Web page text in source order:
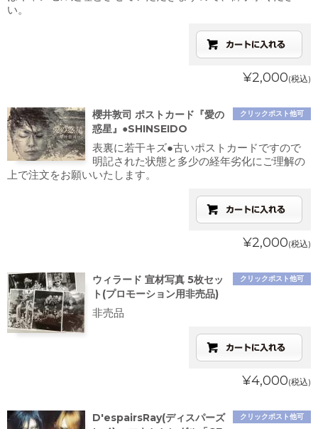
い。
¥2,000(税込)
クリックポスト他可
櫻井敦司 ポストカード『愛の
惑星』●SHINSEIDO
表裏に若干キズ●古いポストカードですので
明記された状態と多少の経年劣化にご理解の
上で注文をお願いいたします。
¥2,000(税込)
クリックポスト他可
ウィラード 宣材写真 5枚セッ
ト(プロモーション用非売品)
非売品
¥4,000(税込)
クリックポスト他可
D'espairsRay(ディスパーズ